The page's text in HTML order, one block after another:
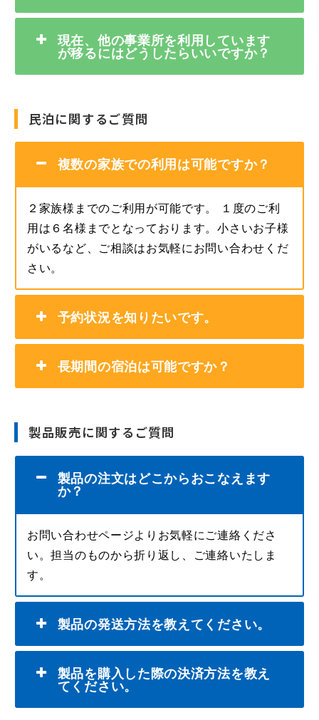
現在、他の事業所を利用しています
が移るにはどうしたらいいですか？
民泊に関するご質問
複数の家族での利用は可能ですか？
２家族様までのご利用が可能です。 １度のご利
用は６名様までとなっております。小さいお子様
がいるなど、ご相談はお気軽にお問い合わせくだ
さい。
予約状況を知りたいです。
長期間の宿泊は可能ですか？
製品販売に関するご質問
製品の注文はどこからおこなえます
か？
お問い合わせページよりお気軽にご連絡くださ
い。担当のものから折り返し、ご連絡いたしま
す。
製品の発送方法を教えてください。
製品を購入した際の決済方法を教え
てください。